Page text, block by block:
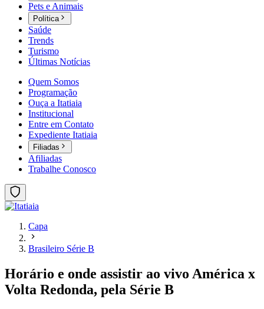
Pets e Animais
Política
Saúde
Trends
Turismo
Últimas Notícias
Quem Somos
Programação
Ouça a Itatiaia
Institucional
Entre em Contato
Expediente Itatiaia
Filiadas
Afiliadas
Trabalhe Conosco
Capa
Brasileiro Série B
Horário e onde assistir ao vivo América x
Volta Redonda, pela Série B